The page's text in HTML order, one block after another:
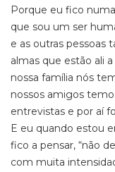
Porque eu fico
que sou um ser
e as outras pessoas
almas que estão ali
nossa família nós
nossos amigos
entrevistas e por aí
E eu quando estou
fico a pensar, “não
com muita